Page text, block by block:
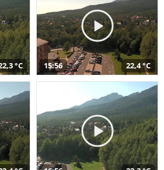
°C 15:56 22,4 °C